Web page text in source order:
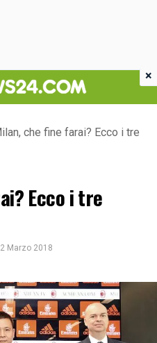
che fine farai? Ecco i tre
Ecco i tre
Marzo 2018
×